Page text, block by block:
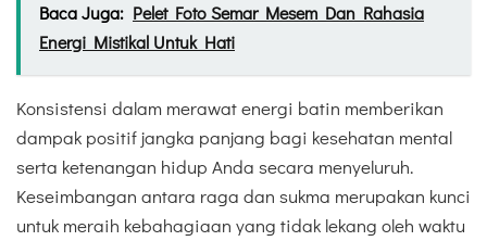
Baca Juga: Pelet Foto Semar Mesem Dan Rahasia
Energi Mistikal Untuk Hati
Konsistensi dalam merawat energi batin memberikan
dampak positif jangka panjang bagi kesehatan mental
serta ketenangan hidup Anda secara menyeluruh.
Keseimbangan antara raga dan sukma merupakan kunci
untuk meraih kebahagiaan yang tidak lekang oleh waktu